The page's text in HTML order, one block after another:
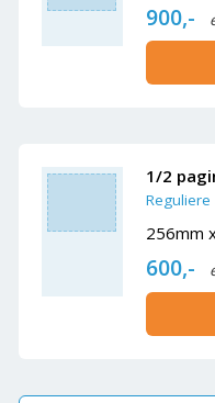
900,-
1/2
256mm
600,-